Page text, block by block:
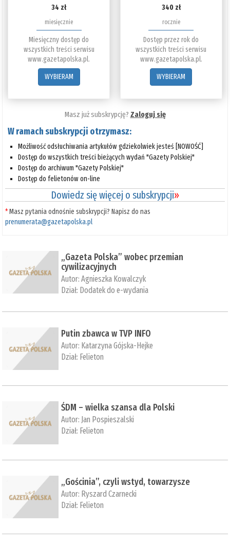
34 zł
miesięcznie
Miesięczny dostęp do
wszystkich treści serwisu
www.gazetapolska.pl.
WYBIERAM
340 zł
rocznie
Dostęp przez rok do
wszystkich treści serwisu
www.gazetapolska.pl.
WYBIERAM
Masz już subskrypcję? Zaloguj się
W ramach subskrypcji otrzymasz:
Możliwość odsłuchiwania artykułów gdziekolwiek jesteś [NOWOŚĆ]
Dostęp do wszystkich treści bieżących wydań "Gazety Polskiej"
Dostęp do archiwum "Gazety Polskiej"
Dostęp do felietonów on-line
Dowiedz się więcej o subskrypcji»
*Masz pytania odnośnie subskrypcji? Napisz do nas
prenumerata@gazetapolska.pl
„Gazeta Polska” wobec przemian
cywilizacyjnych
Autor:Agnieszka Kowalczyk
Dział: Dodatek do e-wydania
Putin zbawca w TVP INFO
Autor: Katarzyna Gójska-Hejke
Dział: Felieton
ŚDM – wielka szansa dla Polski
Autor: Jan Pospieszalski
Dział: Felieton
„Gościnia”, czyli wstyd, towarzysze
Autor: Ryszard Czarnecki
Dział: Felieton